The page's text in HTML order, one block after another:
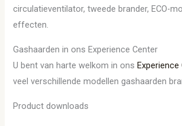
circulatieventilator, tweede brander, ECO-
effecten.
Gashaarden in ons Experience Center
U bent van harte welkom in onsExperience
veel verschillende modellen gashaarden
Product downloads